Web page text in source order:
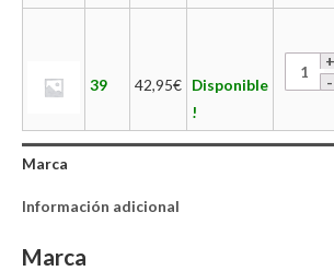
39 42,95€ Disponible
!
Marca
Información adicional
Marca